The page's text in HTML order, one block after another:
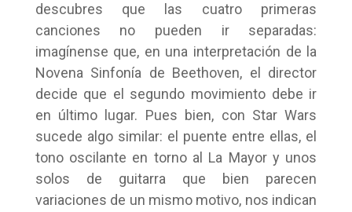
descubres que las cuatro primeras
canciones no pueden ir separadas:
imagínense que, en una interpretación de la
Novena Sinfonía de Beethoven, el director
decide que el segundo movimiento debe ir
en último lugar. Pues bien, con Star Wars
sucede algo similar: el puente entre ellas, el
tono oscilante en torno al La Mayor y unos
solos de guitarra que bien parecen
variaciones de un mismo motivo, nos indican